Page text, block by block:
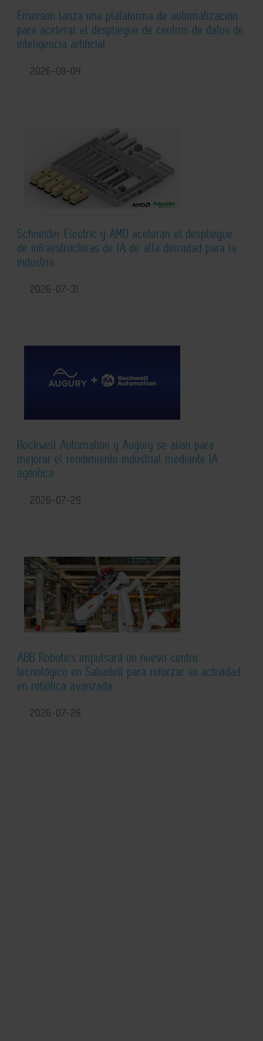
Emerson lanza una plataforma de automatización
para acelerar el despliegue de centros de datos de
inteligencia artificial
2026-08-04
Schneider Electric y AMD aceleran el despliegue
de infraestructuras de IA de alta densidad para la
industria
2026-07-31
Rockwell Automation y Augury se alían para
mejorar el rendimiento industrial mediante IA
agéntica
2026-07-29
ABB Robotics impulsará un nuevo centro
tecnológico en Sabadell para reforzar su actividad
en robótica avanzada
2026-07-28